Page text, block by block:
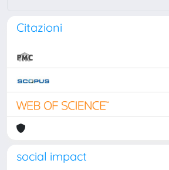
Citazioni
social impact